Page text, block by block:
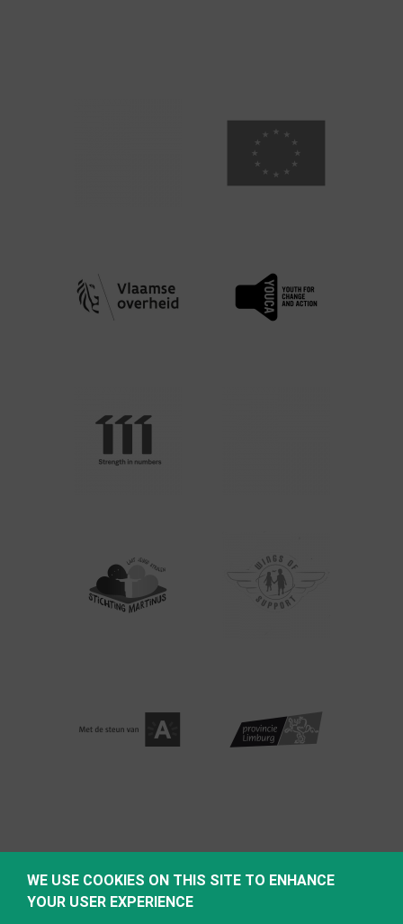
WE USE COOKIES ON THIS SITE TO ENHANCE
YOUR USER EXPERIENCE